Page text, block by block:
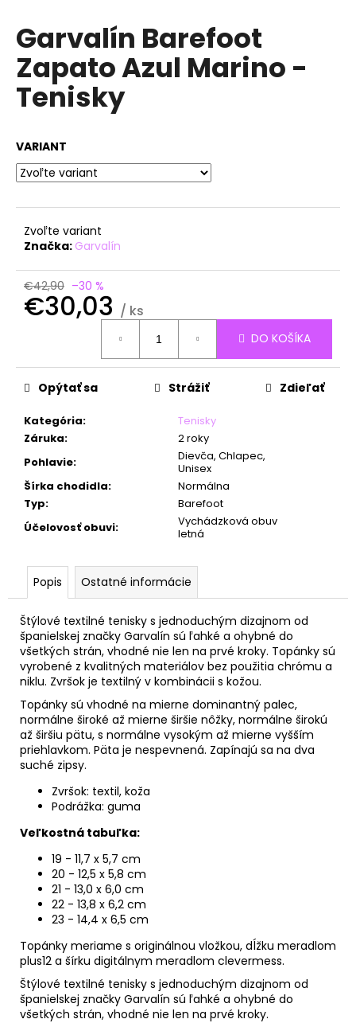
Garvalín Barefoot
Zapato Azul Marino -
Tenisky
VARIANT
Zvoľte variant
Značka: Garvalín
€42,90 –30 %
€30,03 / ks
DO KOŠÍKA
Kategória:
Tenisky
Záruka:
2 roky
Pohlavie:
Dievča, Chlapec,
Unisex
Šírka chodidla:
Normálna
Typ:
Barefoot
Účelovosť obuvi:
Vychádzková obuv
letná
Opýtať sa Strážiť Zdieľať
Popis Ostatné informácie
Štýlové textilné tenisky s jednoduchým dizajnom od
španielskej značky Garvalín sú ľahké a ohybné do
všetkých strán, vhodné nie len na prvé kroky. Topánky sú
vyrobené z kvalitných materiálov bez použitia chrómu a
niklu. Zvršok je textilný v kombinácii s kožou.
Topánky sú vhodné na mierne dominantný palec,
normálne široké až mierne širšie nôžky, normálne širokú
až širšiu pätu, s normálne vysokým až mierne vyšším
priehlavkom. Päta je nespevnená. Zapínajú sa na dva
suché zipsy.
Zvršok: textil, koža
Podrážka: guma
Veľkostná tabuľka:
19 - 11,7 x 5,7 cm
20 - 12,5 x 5,8 cm
21 - 13,0 x 6,0 cm
22 - 13,8 x 6,2 cm
23 - 14,4 x 6,5 cm
Topánky meriame s originálnou vložkou, dĺžku meradlom
plus12 a šírku digitálnym meradlom clevermess.
Štýlové textilné tenisky s jednoduchým dizajnom od
španielskej značky Garvalín sú ľahké a ohybné do
všetkých strán, vhodné nie len na prvé kroky.
j
s
ť
?
HĽADAŤ
O
d
p
o
m
e